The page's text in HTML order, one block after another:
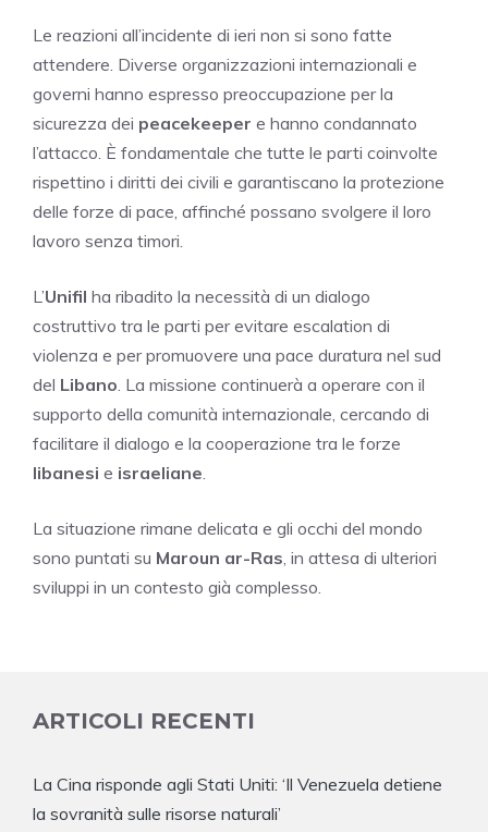
Le reazioni all’incidente di ieri non si sono fatte
attendere. Diverse organizzazioni internazionali e
governi hanno espresso preoccupazione per la
sicurezza dei peacekeeper e hanno condannato
l’attacco. È fondamentale che tutte le parti coinvolte
rispettino i diritti dei civili e garantiscano la protezione
delle forze di pace, affinché possano svolgere il loro
lavoro senza timori.
L’Unifil ha ribadito la necessità di un dialogo
costruttivo tra le parti per evitare escalation di
violenza e per promuovere una pace duratura nel sud
del Libano. La missione continuerà a operare con il
supporto della comunità internazionale, cercando di
facilitare il dialogo e la cooperazione tra le forze
libanesi e israeliane.
La situazione rimane delicata e gli occhi del mondo
sono puntati su Maroun ar-Ras, in attesa di ulteriori
sviluppi in un contesto già complesso.
ARTICOLI RECENTI
La Cina risponde agli Stati Uniti: ‘Il Venezuela detiene
la sovranità sulle risorse naturali’